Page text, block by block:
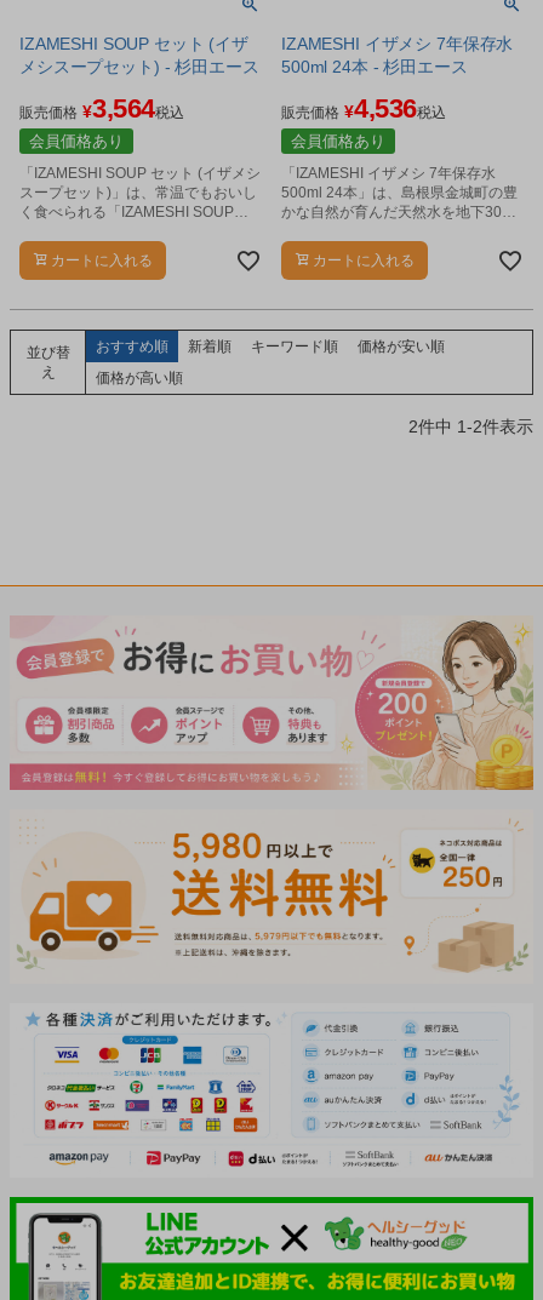
IZAMESHI SOUP セット (イザ
メシスープセット) - 杉田エース
販売価格 ¥3,564税込
会員価格あり
「IZAMESHI SOUP セット (イザメシ
スープセット)」は、常温でもおいし
く食べられる「IZAMESHI SOUP」
カートに入れる
IZAMESHI イザメシ 7年保存水
500ml 24本 - 杉田エース
販売価格 ¥4,536税込
会員価格あり
「IZAMESHI イザメシ 7年保存水
500ml 24本」は、島根県金城町の豊
かな自然が育んだ天然水を地下300m
グした非加熱の天然弱アルカリイオ
ン水です。
カートに入れる
並び替
え
おすすめ順 新着順 キーワード順
価格が安い順
価格が高い順
2件中 1-2件表示